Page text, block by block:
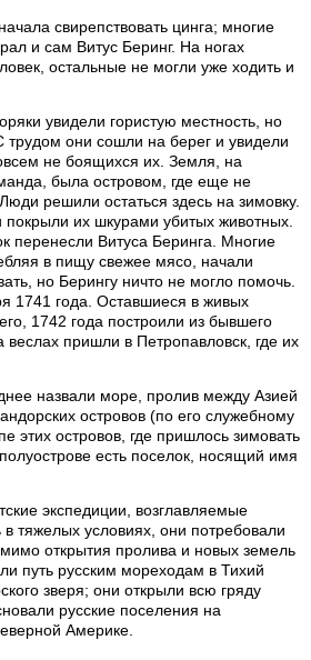
свирепствовать цинга; многие
и сам Витус Беринг. На ногах
остальные не могли уже ходить и
увидели гористую местность, но
трудом они сошли на берег и увидели
не боящихся их. Земля, на
была островом, где еще не
решили остаться здесь на зимовку.
их шкурами убитых животных.
перенесли Витуса Беринга. Многие
в пищу свежее мясо, начали
но Берингу ничто не могло помочь.
1741 года. Оставшиеся в живых
1742 года построили из бывшего
пришли в Петропавловск, где их
назвали море, пролив между Азией
островов (по его служебному
этих островов, где пришлось зимовать
есть поселок, носящий имя
экспедиции, возглавляемые
тяжелых условиях, они потребовали
открытия пролива и новых земель
путь русским мореходам в Тихий
зверя; они открыли всю гряду
русские поселения на
Америке.